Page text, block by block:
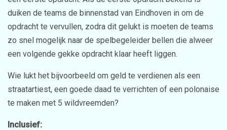
duiken de teams de binnenstad van Eindhoven in om de
opdracht te vervullen, zodra dit gelukt is moeten de teams
zo snel mogelijk naar de spelbegeleider bellen die alweer
een volgende gekke opdracht klaar heeft liggen.
Wie lukt het bijvoorbeeld om geld te verdienen als een
straatartiest, een goede daad te verrichten of een polonaise
te maken met 5 wildvreemden?
Inclusief: